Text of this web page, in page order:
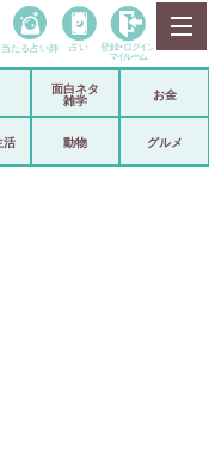
当たる占い師 占い 登録• ログイン
マイルーム
面白ネタ
雑学
お金
活 動物 グルメ